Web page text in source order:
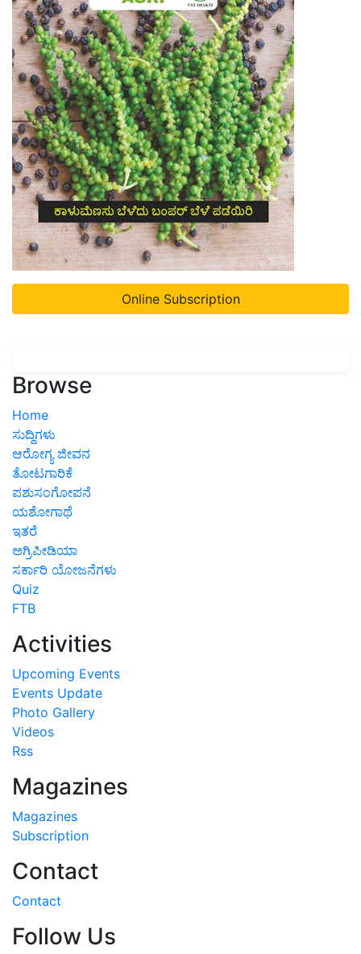
Online Subscription
Browse
Home
ಸುದ್ದಿಗಳು
ಆರೋಗ್ಯ ಜೀವನ
ತೋಟಗಾರಿಕೆ
ಪಶುಸಂಗೋಪನೆ
ಯಶೋಗಾಥೆ
ಇತರೆ
ಅಗ್ರಿಪೀಡಿಯಾ
ಸರ್ಕಾರಿ ಯೋಜನೆಗಳು
Quiz
FTB
Activities
Upcoming Events
Events Update
Photo Gallery
Videos
Rss
Magazines
Magazines
Subscription
Contact
Contact
Follow Us